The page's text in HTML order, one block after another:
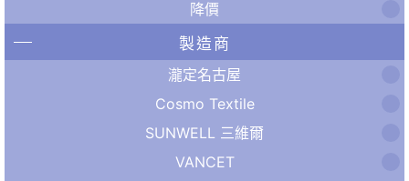
降價
製造商
瀧定名古屋
Cosmo Textile
SUNWELL 三維爾
VANCET